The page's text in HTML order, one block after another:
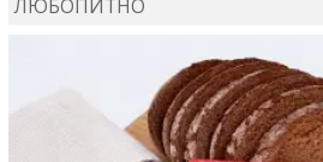
ЛЮБОПИТНО